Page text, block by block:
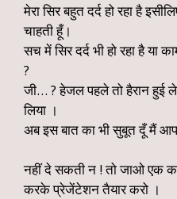
मेरा सिर बहुत दर्द हो रहा है
चाहती हूँ।
सच में सिर दर्द भी हो रहा है या
?
जी… ? हेजल पहले तो हैरान हुई
लिया ।
अब इस बात का भी सुबूत दूँ मैं
नहीं दे सकती न ! तो जाओ एक
करके प्रेजेंटेशन तैयार करो ।